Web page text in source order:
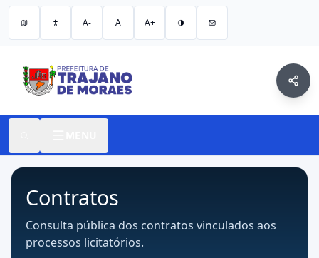
A- A A+
Contratos
Consulta pública dos contratos vinculados aos
processos licitatórios.